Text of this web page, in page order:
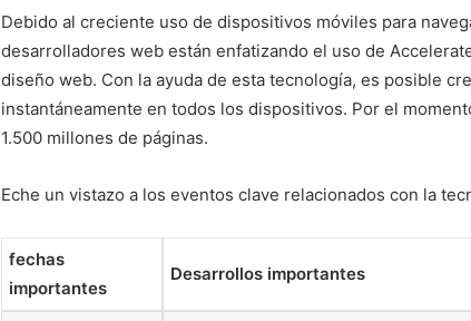
Debido al creciente uso de dispositivos móviles para
desarrolladores web están enfatizando el uso de
diseño web. Con la ayuda de esta tecnología, es posible
instantáneamente en todos los dispositivos. Por el
1.500 millones de páginas.
Eche un vistazo a los eventos clave relacionados con la
fechas
importantes
Desarrollos importantes